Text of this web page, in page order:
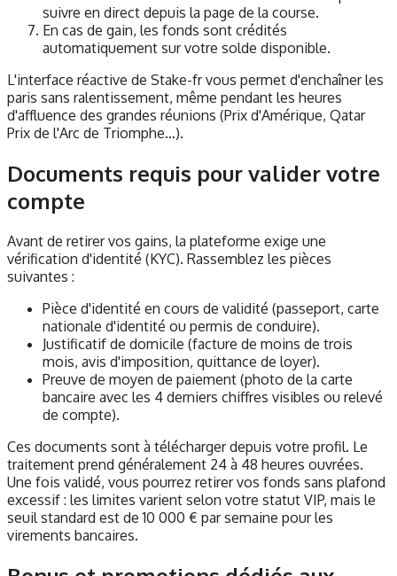
suivre en direct depuis la page de la course.
En cas de gain, les fonds sont crédités
automatiquement sur votre solde disponible.
L'interface réactive de Stake-fr vous permet d'enchaîner les
paris sans ralentissement, même pendant les heures
d'affluence des grandes réunions (Prix d'Amérique, Qatar
Prix de l'Arc de Triomphe…).
Documents requis pour valider votre
compte
Avant de retirer vos gains, la plateforme exige une
vérification d'identité (KYC). Rassemblez les pièces
suivantes :
Pièce d'identité en cours de validité (passeport, carte
nationale d'identité ou permis de conduire).
Justificatif de domicile (facture de moins de trois
mois, avis d'imposition, quittance de loyer).
Preuve de moyen de paiement (photo de la carte
bancaire avec les 4 derniers chiffres visibles ou relevé
de compte).
Ces documents sont à télécharger depuis votre profil. Le
traitement prend généralement 24 à 48 heures ouvrées.
Une fois validé, vous pourrez retirer vos fonds sans plafond
excessif : les limites varient selon votre statut VIP, mais le
seuil standard est de 10 000 € par semaine pour les
virements bancaires.